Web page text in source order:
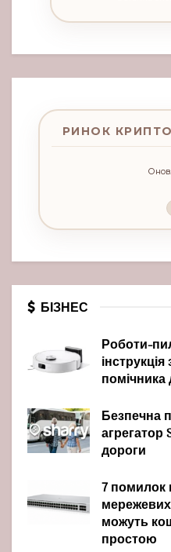
РИНОК
БІЗНЕС
Роботи-
Безпечна
агрегатор
дороги
7 помилок
мережевих
можуть
простою